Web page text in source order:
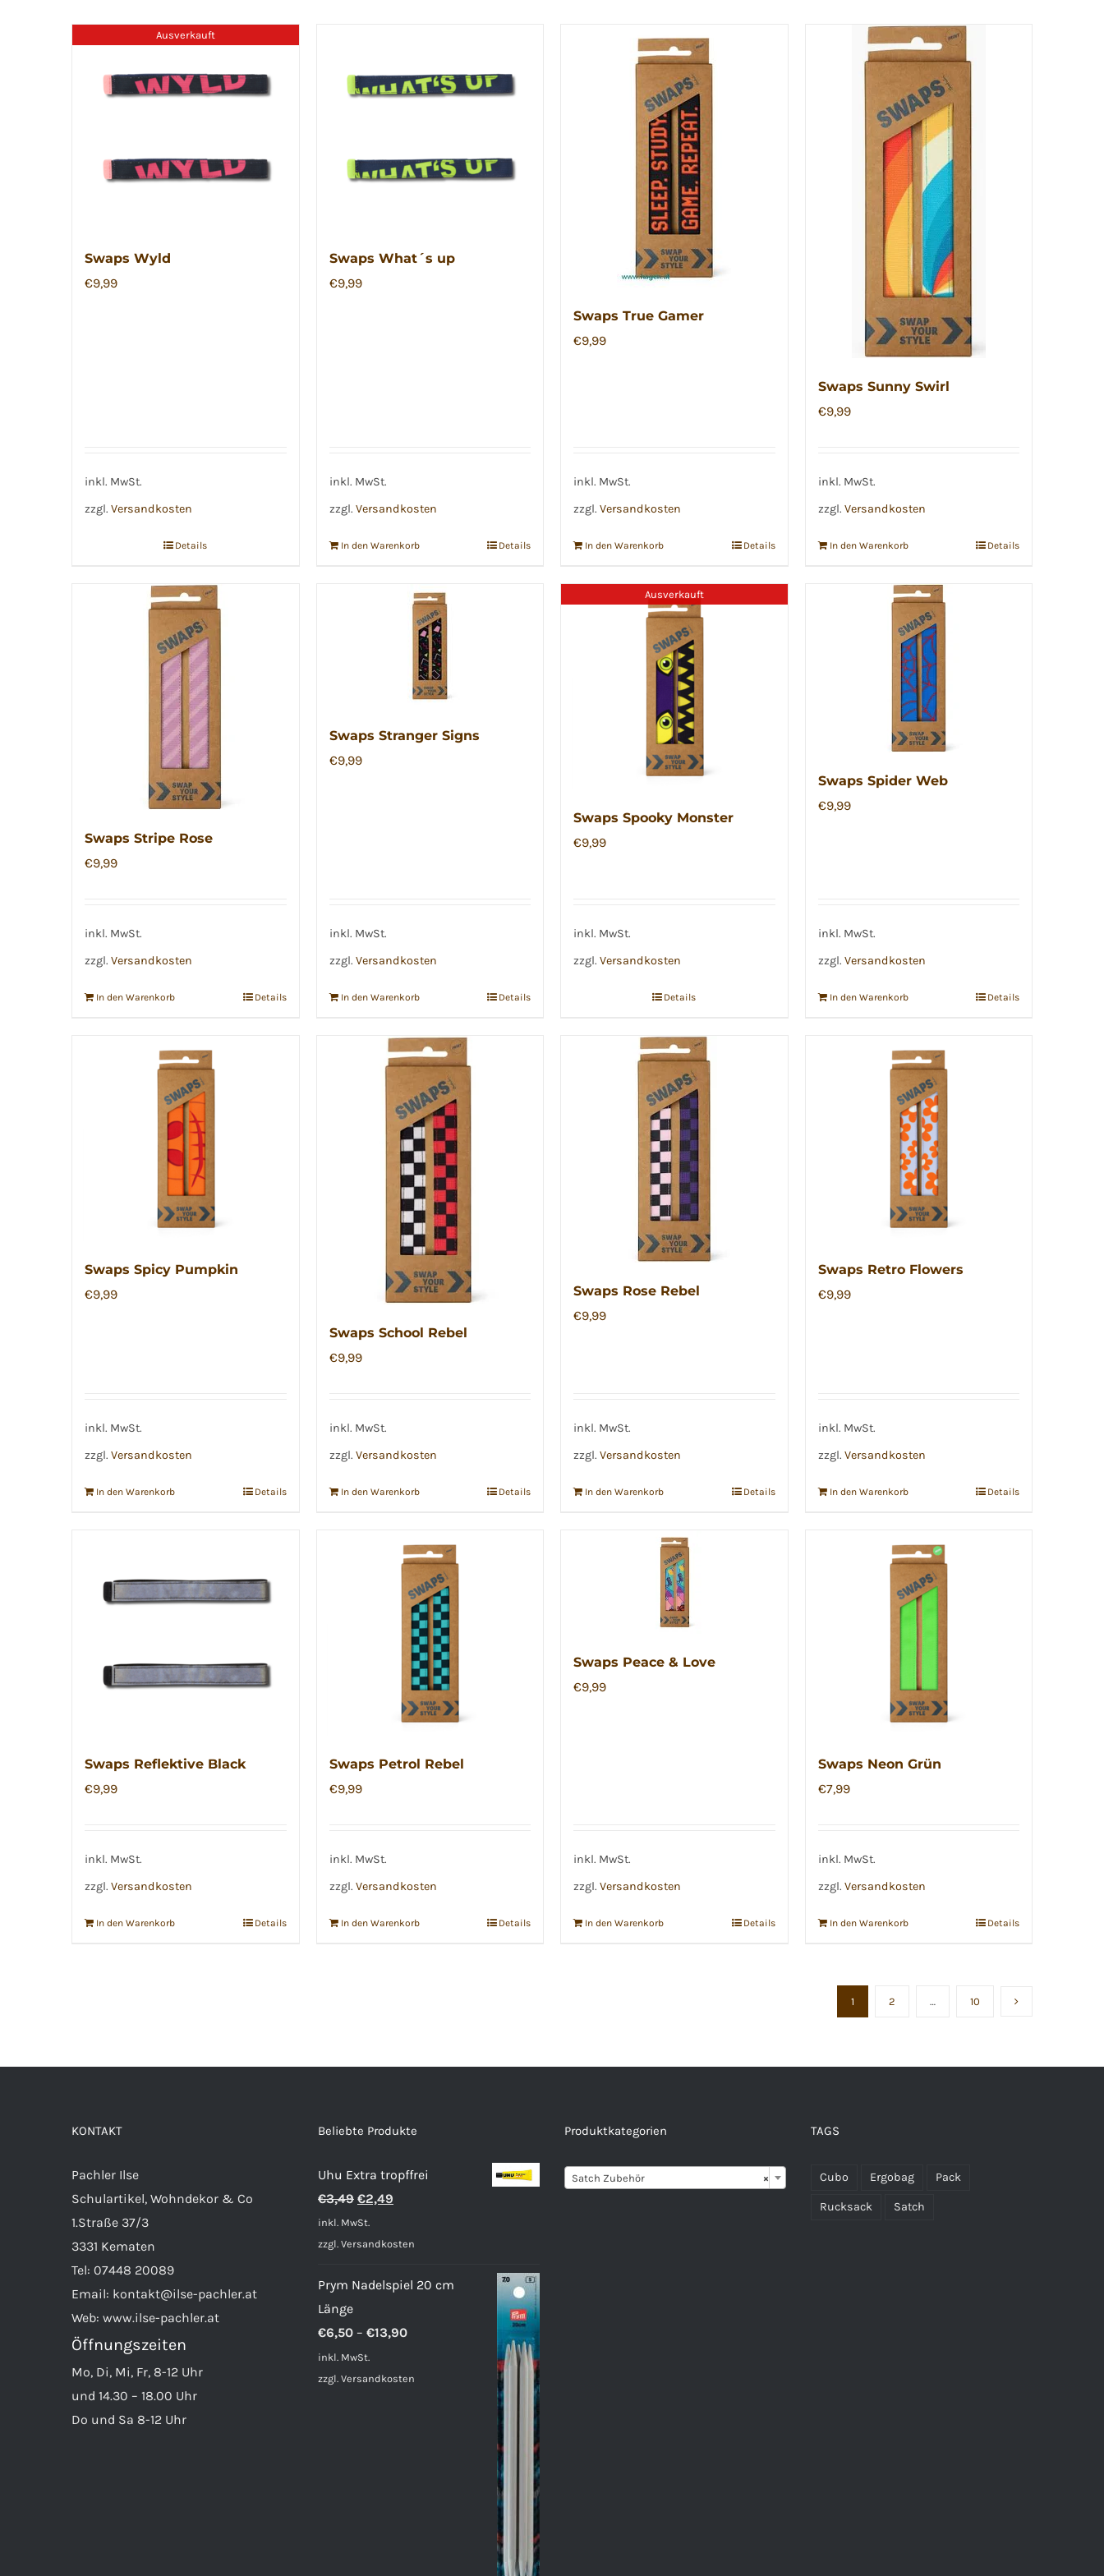
Ausverkauft
Swaps Wyld
€9,99
inkl. MwSt.
zzgl. Versandkosten
Details
Swaps What´s up
€9,99
inkl. MwSt.
zzgl. Versandkosten
In den Warenkorb Details
Swaps True Gamer
€9,99
inkl. MwSt.
zzgl. Versandkosten
In den Warenkorb Details
Swaps Sunny Swirl
€9,99
inkl. MwSt.
zzgl. Versandkosten
In den Warenkorb Details
Swaps Stripe Rose
€9,99
inkl. MwSt.
zzgl. Versandkosten
In den Warenkorb Details
Swaps Stranger Signs
€9,99
inkl. MwSt.
zzgl. Versandkosten
In den Warenkorb Details
Ausverkauft
Swaps Spooky Monster
€9,99
inkl. MwSt.
zzgl. Versandkosten
Details
Swaps Spider Web
€9,99
inkl. MwSt.
zzgl. Versandkosten
In den Warenkorb Details
Swaps Spicy Pumpkin
€9,99
inkl. MwSt.
zzgl. Versandkosten
In den Warenkorb Details
Swaps School Rebel
€9,99
inkl. MwSt.
zzgl. Versandkosten
In den Warenkorb Details
Swaps Rose Rebel
€9,99
inkl. MwSt.
zzgl. Versandkosten
In den Warenkorb Details
Swaps Retro Flowers
€9,99
inkl. MwSt.
zzgl. Versandkosten
In den Warenkorb Details
Swaps Reflektive Black
€9,99
inkl. MwSt.
zzgl. Versandkosten
In den Warenkorb Details
Swaps Petrol Rebel
€9,99
inkl. MwSt.
zzgl. Versandkosten
In den Warenkorb Details
Swaps Peace & Love
€9,99
inkl. MwSt.
zzgl. Versandkosten
In den Warenkorb Details
Swaps Neon Grün
€7,99
inkl. MwSt.
zzgl. Versandkosten
In den Warenkorb Details
1 2 … 10
KONTAKT
Pachler Ilse
Schulartikel, Wohndekor & Co
1.Straße 37/3
3331 Kematen
Tel: 07448 20089
Email: kontakt@ilse-pachler.at
Web: www.ilse-pachler.at
Öffnungszeiten
Mo, Di, Mi, Fr, 8-12 Uhr
und 14.30 – 18.00 Uhr
Do und Sa 8-12 Uhr
Beliebte Produkte
Uhu Extra tropffrei
€3,49 Ursprünglicher
Preis
war:
€2,49
ist:
inkl. MwSt.
zzgl. Versandkosten
Prym Nadelspiel 20 cm
Länge
€6,50 – €13,90
inkl. MwSt.
zzgl. Versandkosten
Produktkategorien
×
Satch Zubehör
TAGS
Cubo Ergobag Pack
Rucksack Satch